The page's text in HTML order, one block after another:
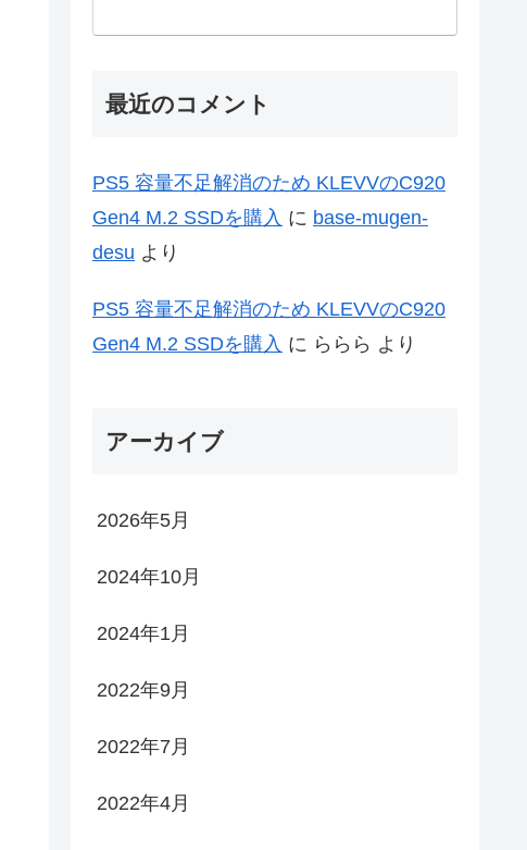
最近のコメント
PS5 容量不足解消のため KLEVVのC920
Gen4 M.2 SSDを購入 に base-mugen-
desu より
PS5 容量不足解消のため KLEVVのC920
Gen4 M.2 SSDを購入 に ららら より
アーカイブ
2026年5月
2024年10月
2024年1月
2022年9月
2022年7月
2022年4月